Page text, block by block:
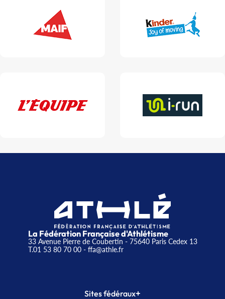
La Fédération Française d'Athlétisme
33 Avenue Pierre de Coubertin - 75640 Paris Cedex 13
T.01 53 80 70 00- ffa@athle.fr
Sites fédéraux+